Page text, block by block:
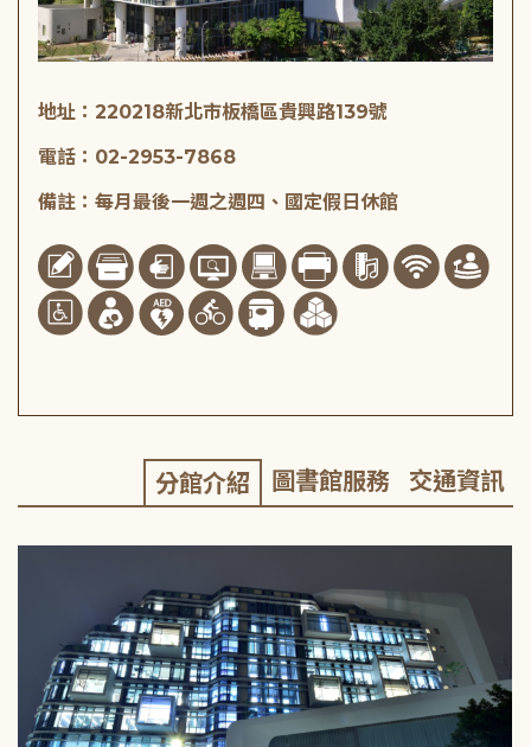
地址：220218新北市板橋區貴興路139號
電話：02-2953-7868
備註：每月最後一週之週四、國定假日休館
分館介紹 圖書館服務 交通資訊